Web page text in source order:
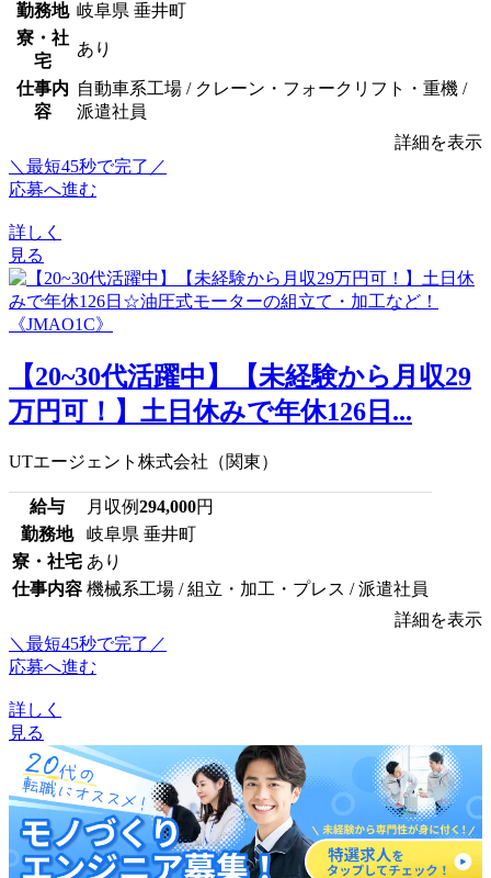
勤務地 岐阜県 垂井町
寮・社
宅
あり
仕事内
容
自動車系工場 / クレーン・フォークリフト・重機 /
派遣社員
詳細を表示
＼最短45秒で完了／
応募へ進む
詳しく
見る
【20~30代活躍中】【未経験から月収29
万円可！】土日休みで年休126日...
UTエージェント株式会社（関東）
給与 月収例294,000円
勤務地
岐阜県 垂井町
寮・社宅 あり
仕事内容 機械系工場 / 組立・加工・プレス / 派遣社員
詳細を表示
＼最短45秒で完了／
応募へ進む
詳しく
見る